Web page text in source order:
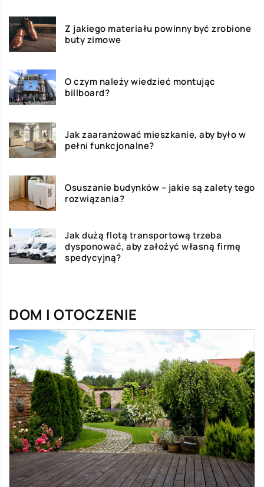
Z jakiego materiału powinny być zrobione
buty zimowe
O czym należy wiedzieć montując
billboard?
Jak zaaranżować mieszkanie, aby było w
pełni funkcjonalne?
Osuszanie budynków – jakie są zalety tego
rozwiązania?
Jak dużą flotą transportową trzeba
dysponować, aby założyć własną firmę
spedycyjną?
DOM I OTOCZENIE